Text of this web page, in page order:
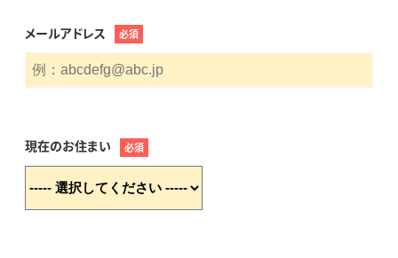
メールアドレス 必須
現在のお住まい 必須